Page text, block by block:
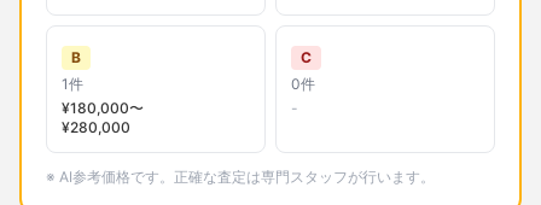
B
1件
¥180,000〜
¥280,000
C
0件
-
※ AI参考価格です。正確な査定は専門スタッフが行います。